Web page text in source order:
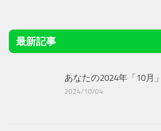
最新記事
あなたの2024年「10月
2024/10/04